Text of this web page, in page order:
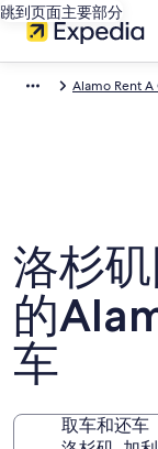
跳到页面主要部分
Alamo Rent A
洛杉
的
车
取车和还车